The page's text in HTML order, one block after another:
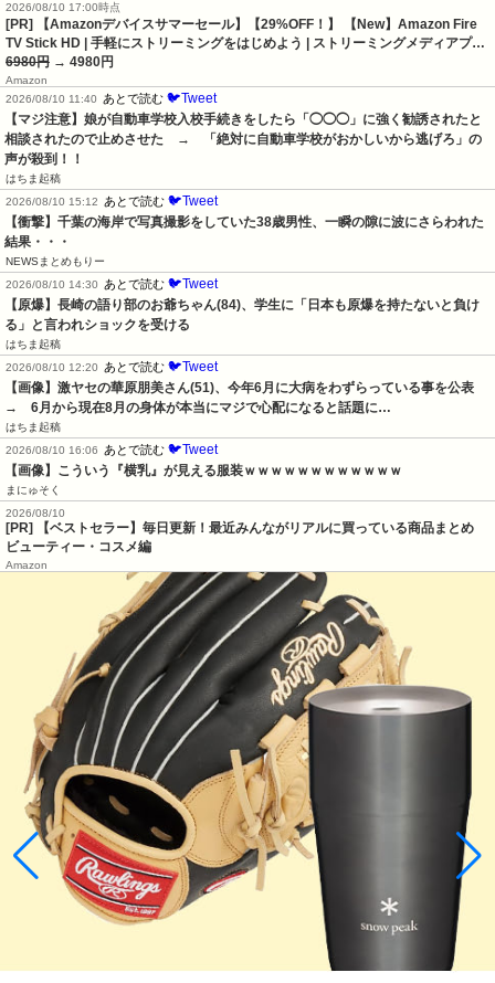
2026/08/10 17:00時点
[PR] 【Amazonデバイスサマーセール】【29%OFF！】 【New】Amazon Fire
TV Stick HD | 手軽にストリーミングをはじめよう | ストリーミングメディアプ…
6980円 → 4980円
Amazon
2026/08/10 11:40
あとで読む 🐦Tweet
【マジ注意】娘が自動車学校入校手続きをしたら「◯◯◯」に強く勧誘されたと
相談されたので止めさせた　→　「絶対に自動車学校がおかしいから逃げろ」の
声が殺到！！
はちま起稿
2026/08/10 15:12
あとで読む 🐦Tweet
【衝撃】千葉の海岸で写真撮影をしていた38歳男性、一瞬の隙に波にさらわれた
結果・・・
NEWSまとめもりー
2026/08/10 14:30
あとで読む 🐦Tweet
【原爆】長崎の語り部のお爺ちゃん(84)、学生に「日本も原爆を持たないと負け
る」と言われショックを受ける
はちま起稿
2026/08/10 12:20
あとで読む 🐦Tweet
【画像】激ヤセの華原朋美さん(51)、今年6月に大病をわずらっている事を公表
→　6月から現在8月の身体が本当にマジで心配になると話題に…
はちま起稿
2026/08/10 16:06
あとで読む 🐦Tweet
【画像】こういう『横乳』が見える服装ｗｗｗｗｗｗｗｗｗｗｗｗ
まにゅそく
2026/08/10
[PR] 【ベストセラー】毎日更新！最近みんながリアルに買っている商品まとめ
ビューティー・コスメ編
Amazon